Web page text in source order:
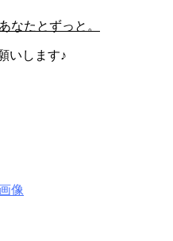
なたとずっと。
いします♪